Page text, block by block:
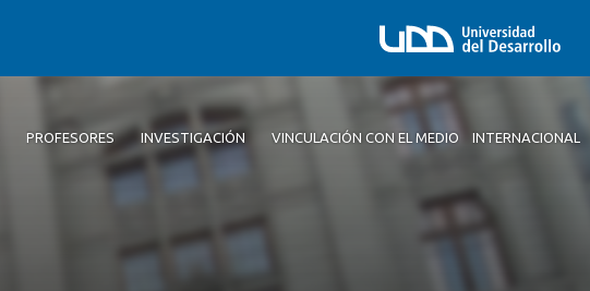
PROFESORES INVESTIGACIÓN VINCULACIÓN CON EL MEDIO INTERNACIONAL